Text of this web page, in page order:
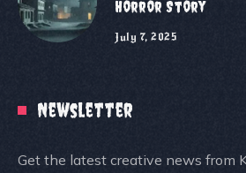
Horror Story
July 7, 2025
Newsletter
Get the latest creative news from